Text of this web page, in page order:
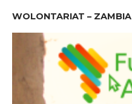
WOLONTARIAT – ZAMBIA